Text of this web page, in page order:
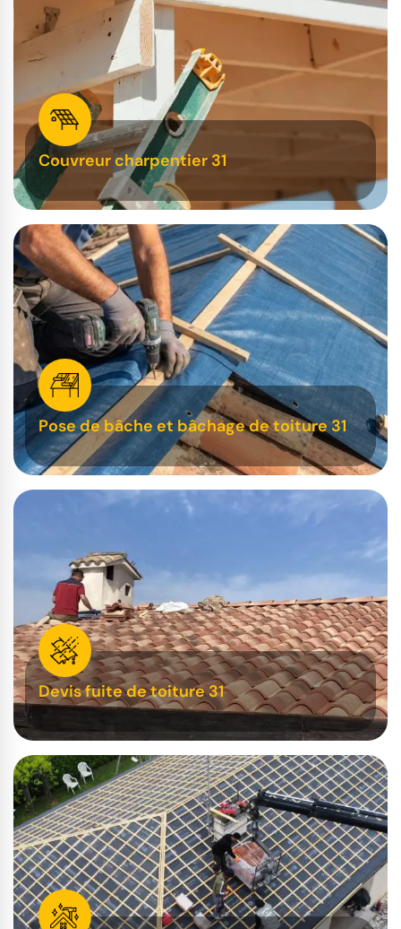
Couvreur charpentier 31
Pose de bâche et bâchage de toiture 31
Devis fuite de toiture 31